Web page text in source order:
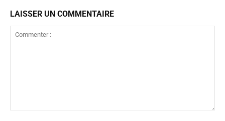
LAISSER UN COMMENTAIRE